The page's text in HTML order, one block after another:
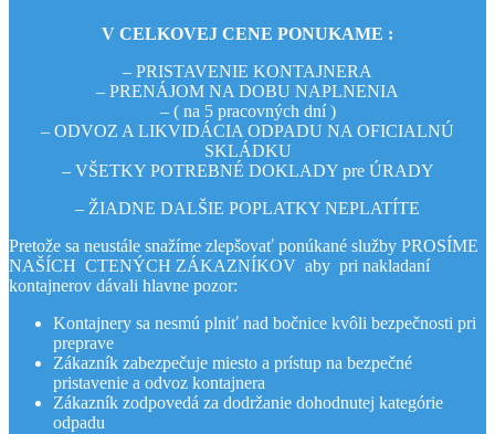
V CELKOVEJ CENE PONUKAME :
– PRISTAVENIE KONTAJNERA
– PRENÁJOM NA DOBU NAPLNENIA
– ( na 5 pracovných dní )
– ODVOZ A LIKVIDÁCIA ODPADU NA OFICIALNÚ
SKLÁDKU
– VŠETKY POTREBNÉ DOKLADY pre ÚRADY
– ŽIADNE DALŠIE POPLATKY NEPLATÍTE
Pretože sa neustále snažíme zlepšovať ponúkané služby PROSÍME
NAŠÍCH CTENÝCH ZÁKAZNÍKOV aby pri nakladaní
kontajnerov dávali hlavne pozor:
Kontajnery sa nesmú plniť nad bočnice kvôli bezpečnosti pri
preprave
Zákazník zabezpečuje miesto a prístup na bezpečné
pristavenie a odvoz kontajnera
Zákazník zodpovedá za dodržanie dohodnutej kategórie
odpadu